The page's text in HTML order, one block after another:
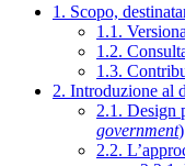
1. Scopo,
1.1.
1.2.
1.3.
2. Introduzione al
2.1. Design
government)
2.2.